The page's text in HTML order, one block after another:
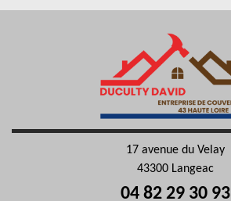
17 avenue du Velay
43300 Langeac
04 82 29 30 93